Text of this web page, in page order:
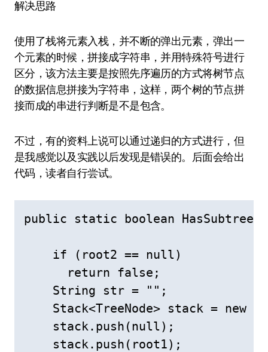
解决思路
使用了栈将元素入栈，并不断的弹出元素，弹出一
个元素的时候，拼接成字符串，并用特殊符号进行
区分，该方法主要是按照先序遍历的方式将树节点
的数据信息拼接为字符串，这样，两个树的节点拼
接而成的串进行判断是不是包含。
不过，有的资料上说可以通过递归的方式进行，但
是我感觉以及实践以后发现是错误的。后面会给出
代码，读者自行尝试。
public static boolean
    if (root2 == null)
      return false;
    String str = "";
Stack<TreeNode> stack = new
    stack.push(null);
    stack.push(root1);